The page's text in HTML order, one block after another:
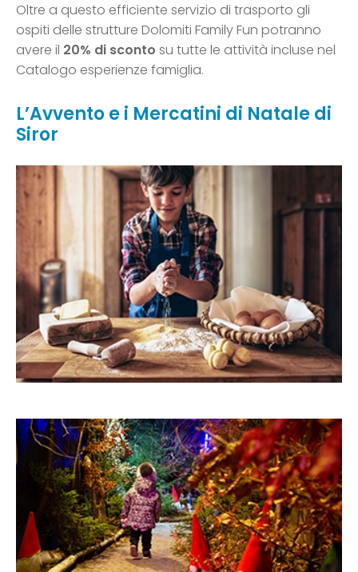
Oltre a questo efficiente servizio di trasporto gli
ospiti delle strutture Dolomiti Family Fun potranno
avere il 20% di sconto su tutte le attività incluse nel
Catalogo esperienze famiglia.
L’Avvento e i Mercatini di Natale di
Siror